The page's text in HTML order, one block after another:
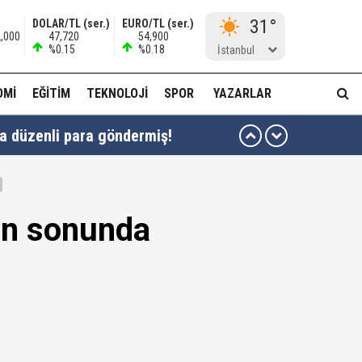
DOLAR/TL (ser.)
47,720
%0.15
EURO/TL (ser.)
54,900
%0.18
31°
İstanbul
EĞITIM TEKNOLOJI SPOR YAZARLAR
düzenli para göndermiş!
edilmeye razıyım'
Hür Ağbaba gözaltında!
sonunda